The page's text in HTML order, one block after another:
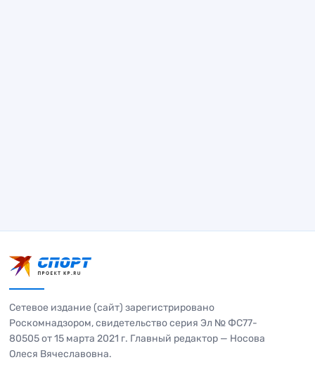
Сетевое издание (сайт) зарегистрировано
Роскомнадзором, свидетельство серия Эл № ФС77-
80505 от 15 марта 2021 г. Главный редактор — Носова
Олеся Вячеславовна.